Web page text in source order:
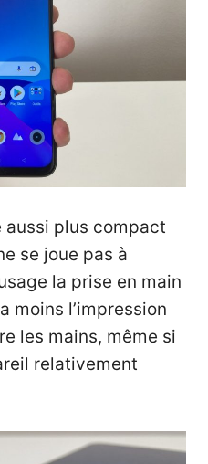
aussi plus compact
se joue pas à
la prise en main
moins l’impression
les mains, même si
relativement